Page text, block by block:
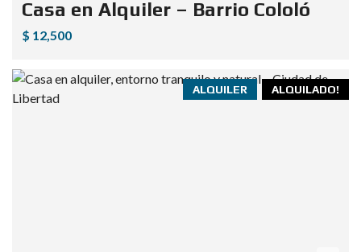
Casa en Alquiler – Barrio Cololó
$ 12,500
ALQUILADO!
ALQUILER